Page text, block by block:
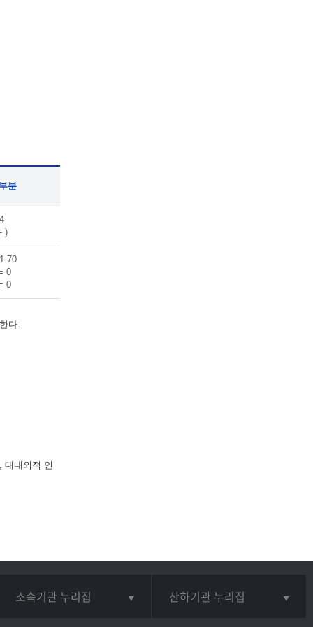
분
)
0
0
다.
대내외적 인
소속기관 누리집 산하기관 누리집